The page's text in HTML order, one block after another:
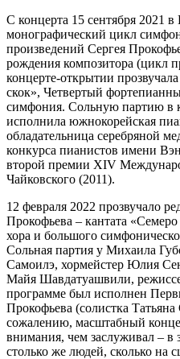
С концерта 15 сентября 2021
монографический цикл
произведений Сергея
рождения композитора (цикл
концерте-открытии
скок», Четвертый
симфония. Сольную партию в
исполнила южнокорейская
обладательница серебряной
конкурса пианистов имени
второй премии XIV
Чайковского (2011).
12 февраля 2022 прозвучало
Прокофьева – кантата
хора и большого
Сольная партия у Михаила
Самоилэ, хормейстер Юлия
Майя Шавдатуашвили,
программе был исполнен
Прокофьева (солистка
сожалению, масштабный
внимания, чем заслуживал – в
столько же людей, сколько на